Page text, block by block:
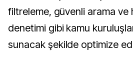
filtreleme, güvenli arama ve
denetimi gibi kamu
sunacak şekilde optimize